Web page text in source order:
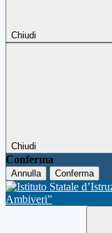
Chiudi
Chiudi
Conferma
Annulla Conferma